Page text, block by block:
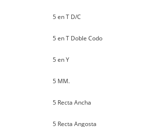
5 en T D/C
5 en T Doble Codo
5 en Y
5 MM.
5 Recta Ancha
5 Recta Angosta